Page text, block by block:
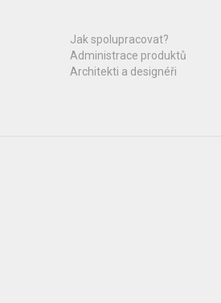
Jak spolupracovat?
Administrace produktů
Architekti a designéři